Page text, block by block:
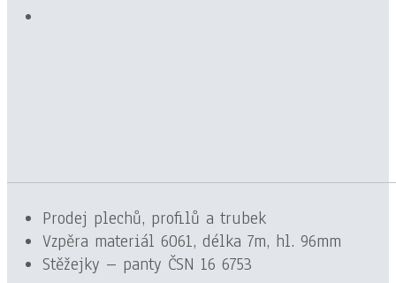
Prodej plechů, profilů a trubek
Vzpěra materiál 6061, délka 7m, hl. 96mm
Stěžejky – panty ČSN 16 6753